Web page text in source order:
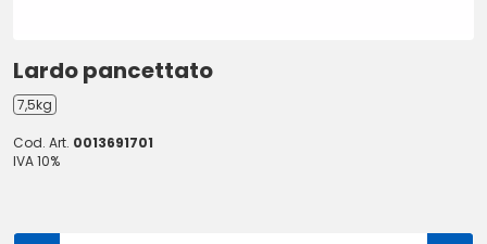
Lardo pancettato
7,5kg
Cod. Art. 0013691701
IVA 10%